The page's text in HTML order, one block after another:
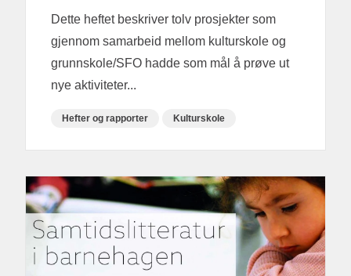
Dette heftet beskriver tolv prosjekter som
gjennom samarbeid mellom kulturskole og
grunnskole/SFO hadde som mål å prøve ut
nye aktiviteter...
Hefter og rapporter Kulturskole